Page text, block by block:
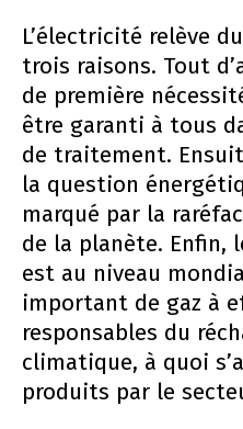
L’électricité relève
trois raisons. Tout
de première
être garanti à tous
de traitement.
la question
marqué par la
de la planète. Enfin,
est au niveau
important de gaz à
responsables du
climatique, à quoi
produits par le